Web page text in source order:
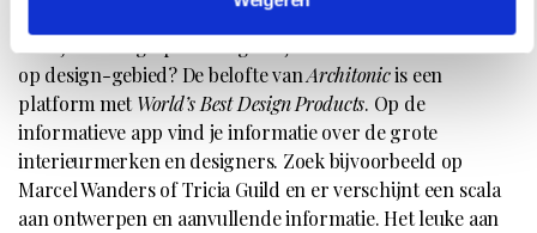
Wil je volledig op de hoogte zijn van de laatste ins en outs
op design-gebied? De belofte vanArchitonicis een
platform metWorld’s Best Design Products. Op de
informatieve app vind je informatie over de grote
interieurmerken en designers. Zoek bijvoorbeeld op
Marcel Wanders of Tricia Guild en er verschijnt een scala
aan ontwerpen en aanvullende informatie. Het leuke aan